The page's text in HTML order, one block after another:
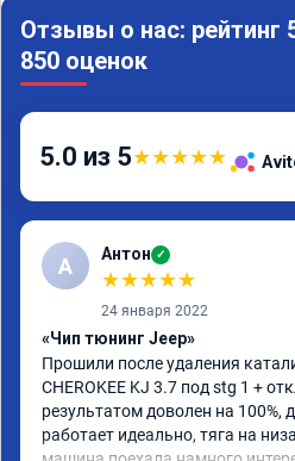
Отзывы о нас: рейтинг
850 оценок
5.0 из 5★★★★★
А Антон ✓
★★★★★
24 января 2022
«Чип тюнинг Jeep»
Прошили после удаления
CHEROKEE KJ 3.7 под stg 1 +
результатом доволен на 100%,
работает идеально, тяга на